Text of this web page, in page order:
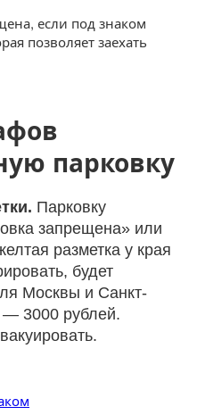
если под знаком
позволяет заехать
парковку
Парковку
запрещена» или
разметка у края
будет
Москвы и Санкт-
3000 рублей.